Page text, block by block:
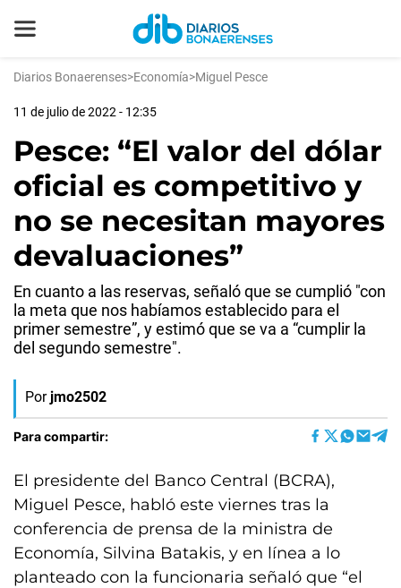
Diarios Bonaerenses>Economía>Miguel Pesce
11 de julio de 2022 - 12:35
Pesce: “El valor del dólar
oficial es competitivo y
no se necesitan mayores
devaluaciones”
En cuanto a las reservas, señaló que se cumplió "con
la meta que nos habíamos establecido para el
primer semestre”, y estimó que se va a “cumplir la
del segundo semestre".
Por jmo2502
Para compartir:
El presidente del Banco Central (BCRA),
Miguel Pesce, habló este viernes tras la
conferencia de prensa de la ministra de
Economía, Silvina Batakis, y en línea a lo
planteado con la funcionaria señaló que “el